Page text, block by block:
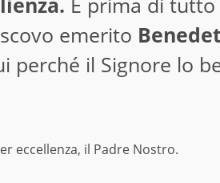
emerito
il Signore lo
eccellenza, il Padre Nostro.